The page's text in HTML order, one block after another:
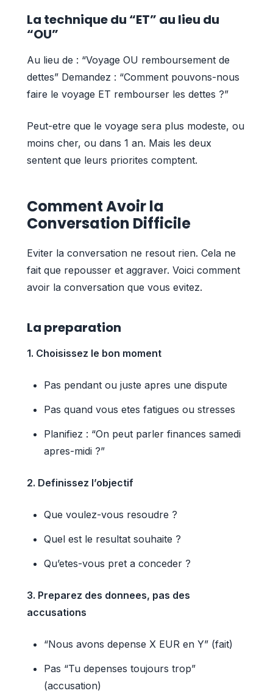
La technique du “ET” au lieu du
“OU”
Au lieu de : “Voyage OU remboursement de
dettes” Demandez : “Comment pouvons-nous
faire le voyage ET rembourser les dettes ?”
Peut-etre que le voyage sera plus modeste, ou
moins cher, ou dans 1 an. Mais les deux
sentent que leurs priorites comptent.
Comment Avoir la
Conversation Difficile
Eviter la conversation ne resout rien. Cela ne
fait que repousser et aggraver. Voici comment
avoir la conversation que vous evitez.
La preparation
1. Choisissez le bon moment
Pas pendant ou juste apres une dispute
Pas quand vous etes fatigues ou stresses
Planifiez : “On peut parler finances samedi
apres-midi ?”
2. Definissez l’objectif
Que voulez-vous resoudre ?
Quel est le resultat souhaite ?
Qu’etes-vous pret a conceder ?
3. Preparez des donnees, pas des
accusations
“Nous avons depense X EUR en Y” (fait)
Pas “Tu depenses toujours trop”
(accusation)